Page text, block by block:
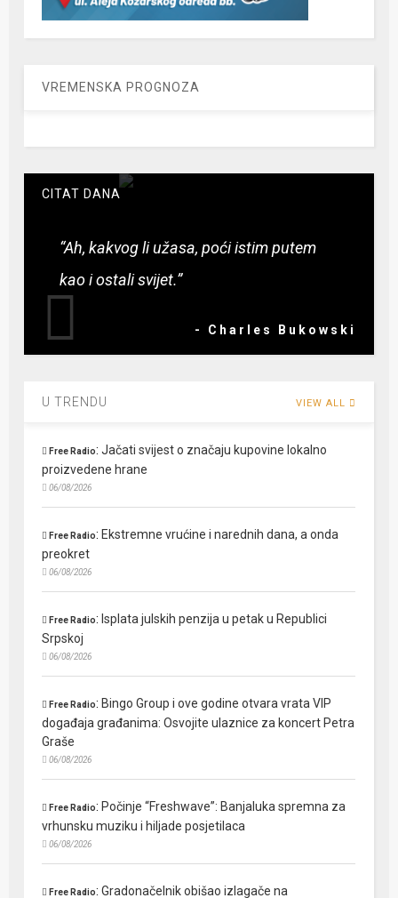
VREMENSKA PROGNOZA
CITAT DANA
“Ah, kakvog li užasa, poći istim putem
kao i ostali svijet.”
- Charles Bukowski
U TRENDU VIEW ALL
Free Radio:Jačati svijest o značaju kupovine lokalno
proizvedene hrane
06/08/2026
Free Radio: Ekstremne vrućine i narednih dana, a onda
preokret
06/08/2026
Free Radio: Isplata julskih penzija u petak u Republici
Srpskoj
06/08/2026
Free Radio: Bingo Group i ove godine otvara vrata VIP
događaja građanima: Osvojite ulaznice za koncert Petra
Graše
06/08/2026
Free Radio: Počinje “Freshwave”: Banjaluka spremna za
vrhunsku muziku i hiljade posjetilaca
06/08/2026
Free Radio:Gradonačelnik obišao izlagače na